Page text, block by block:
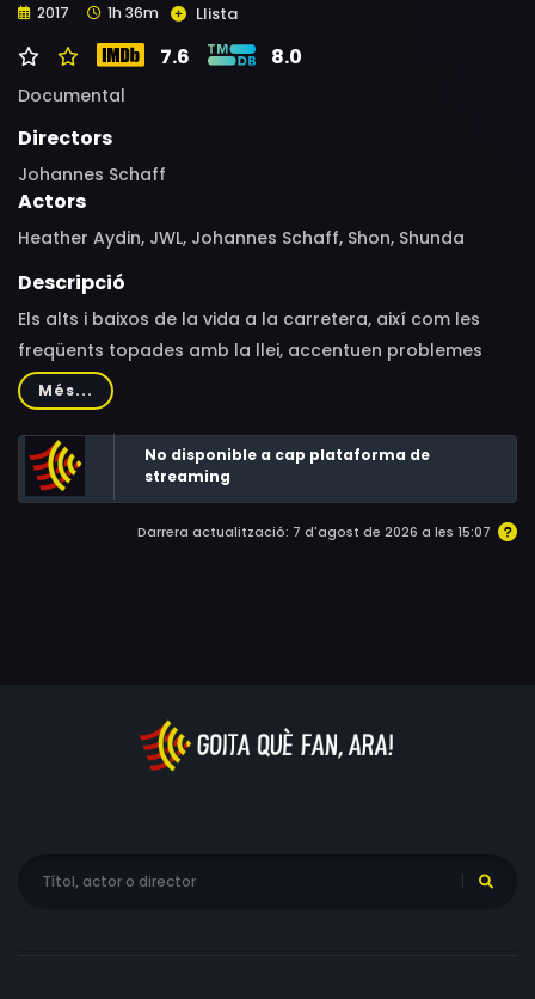
2017 1h 36m Llista
7.6 8.0
Documental
Directors
Johannes Schaff
Actors
Heather Aydin, JWL, Johannes Schaff, Shon, Shunda
Descripció
Els alts i baixos de la vida a la carretera, així com les
freqüents topades amb la llei, accentuen problemes
d'ansietat i la col·lisió de caràcters en una pel·lícula que
també és la història de l'esforç col·lectiu d'un grup de
gran diversitat racial.
Més...
No disponible a cap plataforma de
streaming
Darrera actualització: 7 d'agost de 2026 a les 15:07